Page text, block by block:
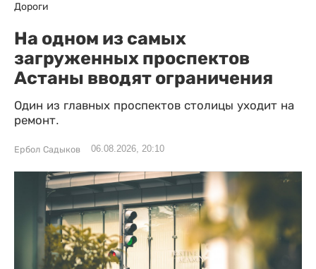
Дороги
На одном из самых
загруженных проспектов
Астаны вводят ограничения
Один из главных проспектов столицы уходит на
ремонт.
Ербол Садыков 06.08.2026, 20:10